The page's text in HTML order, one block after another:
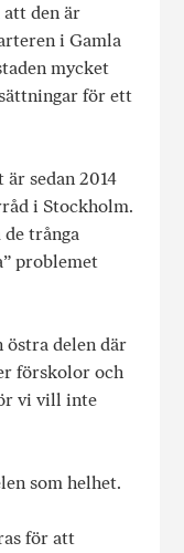
att den är
i Gamla
mycket
för ett
sedan 2014
i Stockholm.
trånga
problemet
östra delen där
förskolor och
vi vill inte
som helhet.
för att